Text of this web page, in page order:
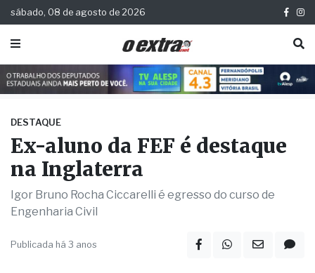
sábado, 08 de agosto de 2026
DESTAQUE
Ex-aluno da FEF é destaque
na Inglaterra
Igor Bruno Rocha Ciccarelli é egresso do curso de